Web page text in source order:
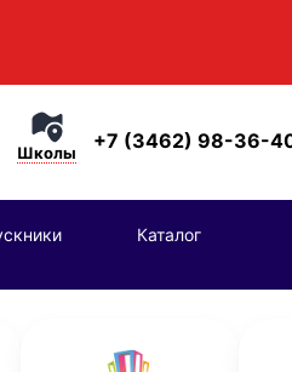
Школы +7 (3462) 98-36-
Каталог